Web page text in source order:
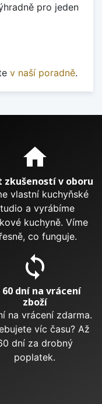
pro jeden
v naší poradně.
home
zkušeností v oboru
vlastní kuchyňské
a vyrábíme
kuchyně. Víme
co funguje.
sync
60 dní na vrácení
zboží
na vrácení zdarma.
víc času? Až
dní za drobný
poplatek.